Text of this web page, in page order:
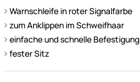
Warnschleife in roter Signalfarbe
zum Anklippen im Schweifhaar
einfache und schnelle Befestigung
fester Sitz